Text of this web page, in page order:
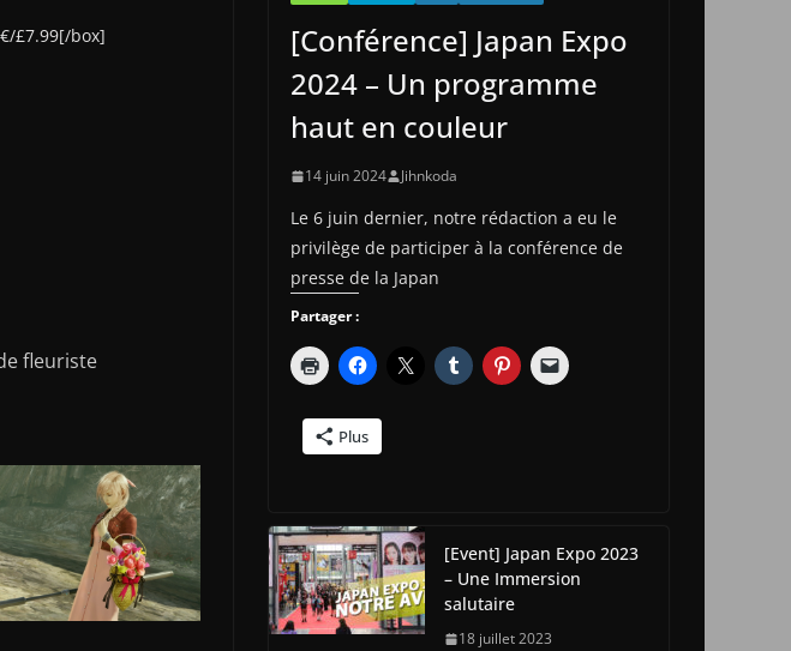
box]
fleuriste
[Conférence] Japan Expo
2024 – Un programme
haut en couleur
14 juin 2024 Jihnkoda
Le 6 juin dernier, notre rédaction a eu le
privilège de participer à la conférence de
presse de la Japan
Partager :
Plus
[Event] Japan Expo 2023
– Une Immersion
salutaire
18 juillet 2023